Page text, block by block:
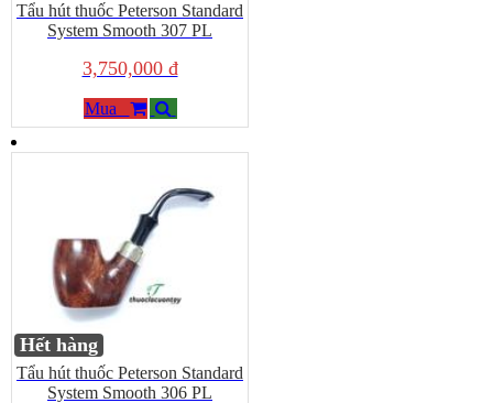
Tẩu hút thuốc Peterson Standard
System Smooth 307 PL
3,750,000 đ
Mua
Hết hàng
Tẩu hút thuốc Peterson Standard
System Smooth 306 PL